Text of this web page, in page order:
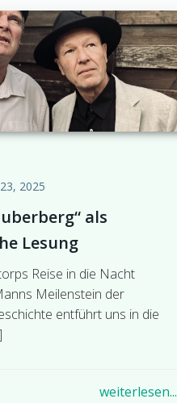
2025
als
Lesung
Reise in die Nacht
Meilenstein der
entführt uns in die
weiterlesen...